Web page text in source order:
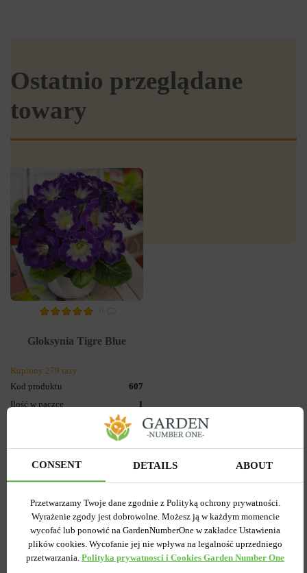
Ostatnio przeglądane
towary
Gloksynia Tigre Blue
Kupiony 279 razy
Kod produktu
607
Ilość w paczce
1
POWIADOM O
CONSENT DETAILS ABOUT
Przetwarzamy Twoje dane zgodnie z Polityką ochrony prywatności.
Wyrażenie zgody jest dobrowolne. Możesz ją w każdym momencie
wycofać lub ponowić na GardenNumberOne w zakładce Ustawienia
plików cookies. Wycofanie jej nie wpływa na legalność uprzedniego
przetwarzania. Polityka prywatnosci i Cookies Garden Number One